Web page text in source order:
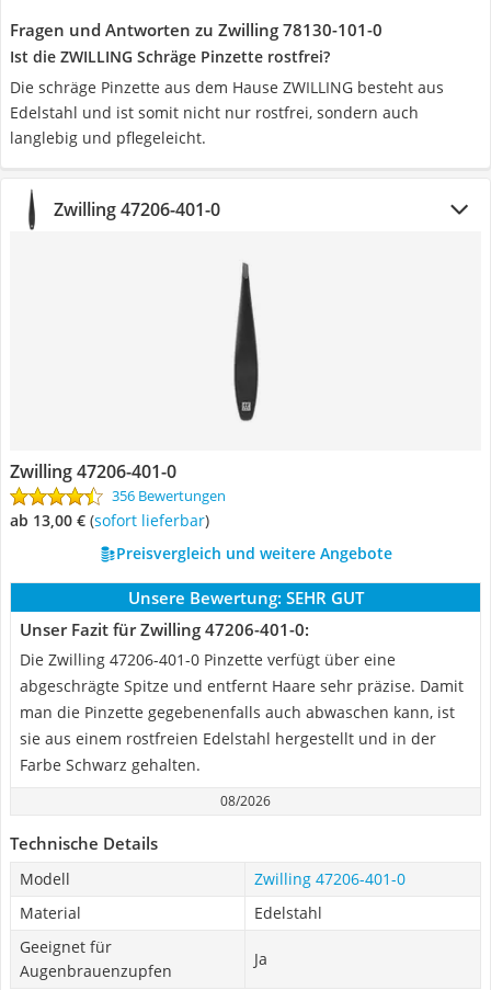
Fragen und Antworten zu Zwilling ‎78130-101-0
Ist die ZWILLING Schräge Pinzette rostfrei?
Die schräge Pinzette aus dem Hause ZWILLING besteht aus
Edelstahl und ist somit nicht nur rostfrei, sondern auch
langlebig und pflegeleicht.
Zwilling 47206-401-0
Zwilling 47206-401-0
356 Bewertungen
ab 13,00 € ( Sofort lieferbar)
Preisvergleich und weitere Angebote
Unsere Bewertung: SEHR GUT
Unser Fazit für Zwilling 47206-401-0:
Die Zwilling 47206-401-0 Pinzette verfügt über eine
abgeschrägte Spitze und entfernt Haare sehr präzise. Damit
man die Pinzette gegebenenfalls auch abwaschen kann, ist
sie aus einem rostfreien Edelstahl hergestellt und in der
Farbe Schwarz gehalten.
08/2026
Technische Details
Modell
Zwilling 47206-401-0
Material
Edelstahl
Geeignet für
Augenbrauenzupfen
Ja